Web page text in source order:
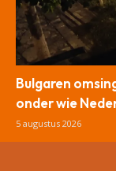
Bulgaren
onder wie
5 augustus 2026